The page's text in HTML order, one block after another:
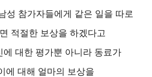
성 참가자들에게 같은 일을 따로
적절한 보상을 하겠다고
대한 평가뿐 아니라 동료가
에 대해 얼마의 보상을